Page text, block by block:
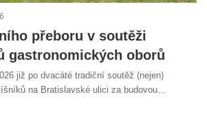
přeboru v soutěži
gastronomických oborů
již po dvacáté tradiční soutěž (nejen)
na Bratislavské ulici za budovou…